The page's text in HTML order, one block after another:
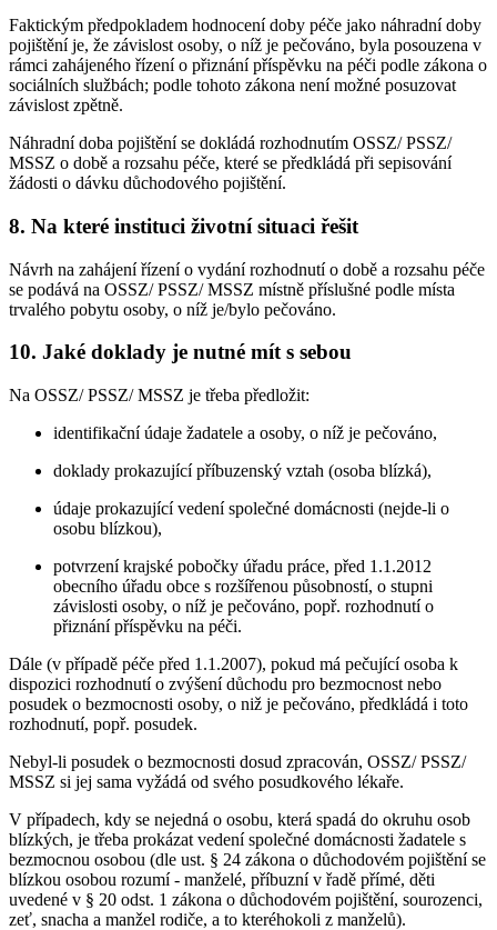
Faktickým předpokladem hodnocení doby péče jako náhradní doby
pojištění je, že závislost osoby, o níž je pečováno, byla posouzena v
rámci zahájeného řízení o přiznání příspěvku na péči podle zákona o
sociálních službách; podle tohoto zákona není možné posuzovat
závislost zpětně.
Náhradní doba pojištění se dokládá rozhodnutím OSSZ/ PSSZ/
MSSZ o době a rozsahu péče, které se předkládá při sepisování
žádosti o dávku důchodového pojištění.
8. Na které instituci životní situaci řešit
Návrh na zahájení řízení o vydání rozhodnutí o době a rozsahu péče
se podává na OSSZ/ PSSZ/ MSSZ místně příslušné podle místa
trvalého pobytu osoby, o níž je/bylo pečováno.
10. Jaké doklady je nutné mít s sebou
Na OSSZ/ PSSZ/ MSSZ je třeba předložit:
identifikační údaje žadatele a osoby, o níž je pečováno,
doklady prokazující příbuzenský vztah (osoba blízká),
údaje prokazující vedení společné domácnosti (nejde-li o
osobu blízkou),
potvrzení krajské pobočky úřadu práce, před 1.1.2012
obecního úřadu obce s rozšířenou působností, o stupni
závislosti osoby, o níž je pečováno, popř. rozhodnutí o
přiznání příspěvku na péči.
Dále (v případě péče před 1.1.2007), pokud má pečující osoba k
dispozici rozhodnutí o zvýšení důchodu pro bezmocnost nebo
posudek o bezmocnosti osoby, o niž je pečováno, předkládá i toto
rozhodnutí, popř. posudek.
Nebyl-li posudek o bezmocnosti dosud zpracován, OSSZ/ PSSZ/
MSSZ si jej sama vyžádá od svého posudkového lékaře.
V případech, kdy se nejedná o osobu, která spadá do okruhu osob
blízkých, je třeba prokázat vedení společné domácnosti žadatele s
bezmocnou osobou (dle ust. § 24 zákona o důchodovém pojištění se
blízkou osobou rozumí - manželé, příbuzní v řadě přímé, děti
uvedené v § 20 odst. 1 zákona o důchodovém pojištění, sourozenci,
zeť, snacha a manžel rodiče, a to kteréhokoli z manželů).